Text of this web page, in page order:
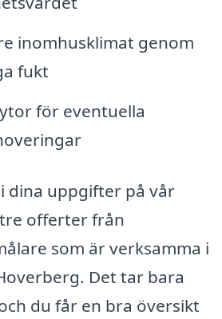
inomhusklimat genom
fukt
för eventuella
dina uppgifter på vår
offerter från
som är verksamma i
Det tar bara
du får en bra översikt